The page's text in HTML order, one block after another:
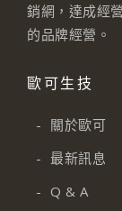
銷網，達成經
的品牌經營。
歐可生技
- 關於歐可
- 最新訊息
- Q & A